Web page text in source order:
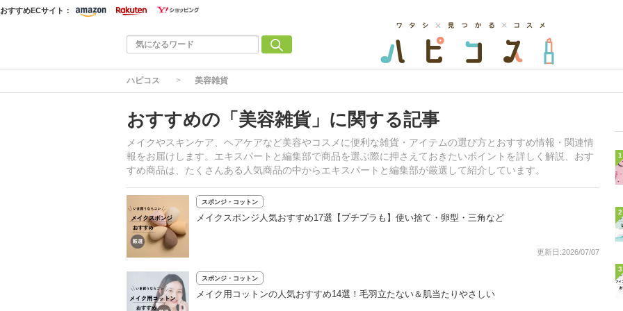
おすすめECサイト：
ハピコス 美容雑貨
おすすめの「美容雑貨」に関する記事
メイクやスキンケア、ヘアケアなど美容やコスメに便利な雑貨・アイテムの選び方とおすすめ情報・関連情
報をお届けします。エキスパートと編集部で商品を選ぶ際に押さえておきたいポイントを詳しく解説、おす
すめ商品は、たくさんある人気商品の中からエキスパートと編集部が厳選して紹介しています。
スポンジ・コットン
メイクスポンジ人気おすすめ17選【プチプラも】使い捨て・卵型・三角など
更新日:2026/07/07
スポンジ・コットン
メイク用コットンの人気おすすめ14選！毛羽立たない＆肌当たりやさしい
1
2
3